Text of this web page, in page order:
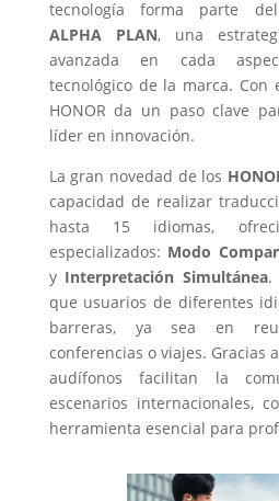
tecnología forma parte
ALPHA PLAN, una
avanzada en cada
tecnológico de la marca. Con
HONOR da un paso clave
líder en innovación.
La gran novedad de los
capacidad de realizar
hasta 15 idiomas,
especializados: Modo
y Interpretación Simultánea.
que usuarios de diferentes
barreras, ya sea en
conferencias o viajes. Gracias
audífonos facilitan la
escenarios internacionales,
herramienta esencial para